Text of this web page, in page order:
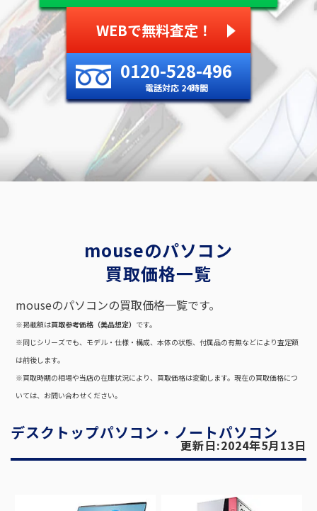
WEBで無料査定！
0120-528-496
電話対応 24時間
mouseのパソコン
買取価格一覧
mouseのパソコンの買取価格一覧です。
※掲載額は買取参考価格（美品想定） です。
※同じシリーズでも、モデル・仕様・構成、本体の状態、付属品の有無などにより査定額
は前後します。
※買取時期の相場や当店の在庫状況により、買取価格は変動します。現在の買取価格につ
いては、お問い合わせください。
デスクトップパソコン・ノートパソコン
更新日:2024年5月13日